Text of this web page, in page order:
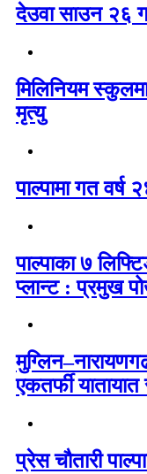
देउवा साउन २६
मिलिनियम
मृत्यु
पाल्पामा गत
पाल्पाका ७
प्लान्ट : प्रमुख
एकतर्फी
प्रेस चौतारी